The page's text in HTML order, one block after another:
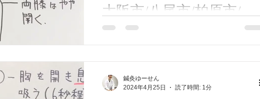
大阪市/八尾市/柏原市/近
鉄八尾/河内山本/高安/恩
智/東洋医学/ 自律神経失
圧迫骨折の痛みを治すストレッチの やり方
です。 やり方は2つ やり方① やり方② やり
鍼灸ゆーせん
2024年4月25日
読了時間: 1分